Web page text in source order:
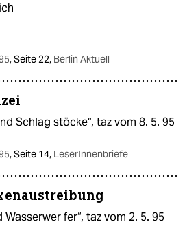
,Seite 22, Berlin Aktuell
Schlag stöcke“, taz vom 8. 5. 95
,Seite 14, LeserInnenbriefe
Wasserwer fer“, taz vom 2. 5. 95